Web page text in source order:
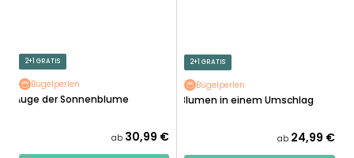
2+1 GRATIS
Bügelperlen
Auge der Sonnenblume
ab 30,99 €
2+1 GRATIS
Bügelperlen
Blumen in einem Umschlag
ab 24,99 €